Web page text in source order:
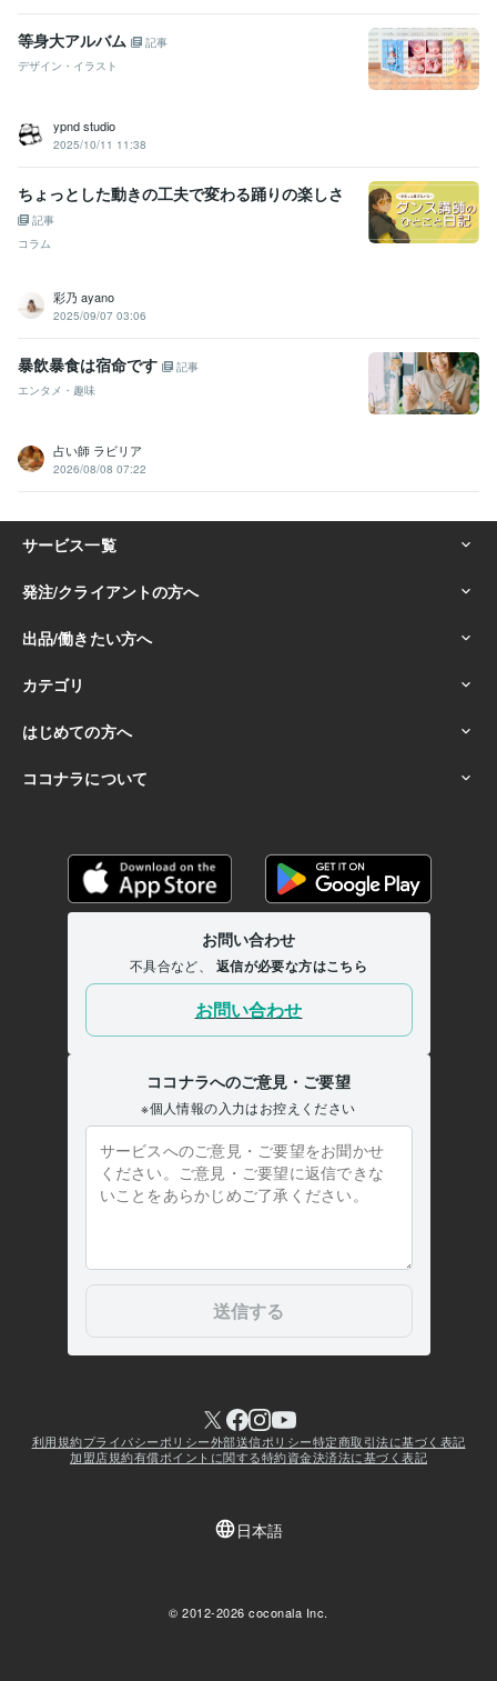
等身大アルバム
記事
デザイン・イラスト
ypnd studio
2025/10/11 11:38
ちょっとした動きの工夫で変わる踊りの楽しさ
記事
コラム
彩乃 ayano
2025/09/07 03:06
暴飲暴食は宿命です
記事
エンタメ・趣味
占い師 ラビリア
2026/08/08 07:22